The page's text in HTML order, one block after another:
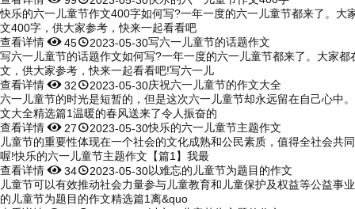
快乐的六一儿童节作文400字如何写?一年一度的六一儿童节都来了。
文400字，供大家参考，快来一起看看吧
查看详情452023-05-30写六一儿童节的话题作文
写六一儿童节的话题作文如何写?一年一度的六一儿童节都来了。大家
文，供大家参考，快来一起看看吧!写六一儿
查看详情322023-05-30庆祝六一儿童节的作文大全
六一儿童节的时光是短暂的，但是这次六一儿童节却永远留在自己心中
文大全精选篇1温暖的春风送来了令人振奋的
查看详情 272023-05-30快乐的六一儿童节主题作文
儿童节的重要性体现在一个社会的文化成熟和公民素质，值得全社会
喔!快乐的六一儿童节主题作文【篇1】我最
查看详情342023-05-30以难忘的儿童节为题目的作文
儿童节可以有效推动社会力量参与儿童教育和儿童保护及权益等公益
的儿童节为题目的作文精选篇1离&quo